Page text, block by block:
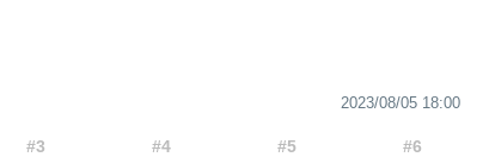
2023/08/05 18:00
#3 #4 #5 #6